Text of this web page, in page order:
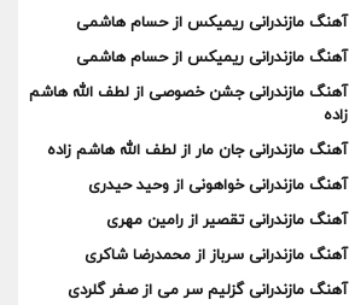
آهنگ مازندرانی ریمیکس از حسام هاشمی
آهنگ مازندرانی ریمیکس از حسام هاشمی
آهنگ مازندرانی جشن خصوصی از لطف الله هاشم
زاده
آهنگ مازندرانی جان مار از لطف الله هاشم زاده
آهنگ مازندرانی خواهونی از وحید حیدری
آهنگ مازندرانی تقصیر از رامین مهری
آهنگ مازندرانی سرباز از محمدرضا شاکری
آهنگ مازندرانی گزلیم سر می از صفر گلردی